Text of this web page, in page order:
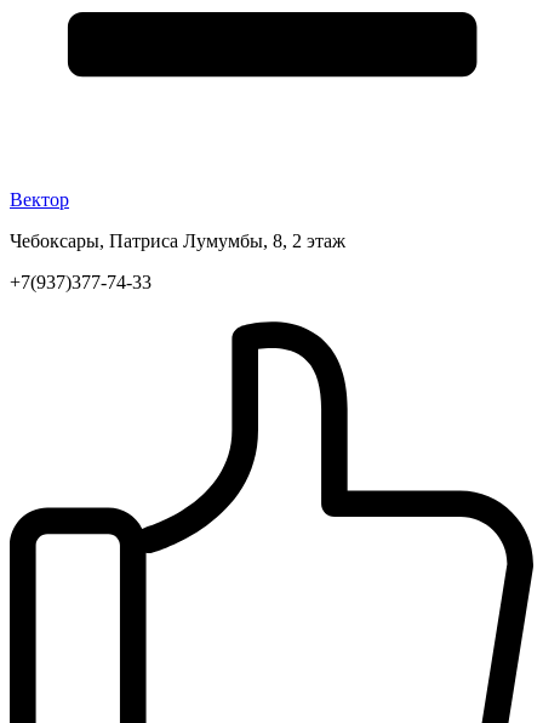
Вектор
Чебоксары, Патриса Лумумбы, 8, 2 этаж
+7(937)377-74-33